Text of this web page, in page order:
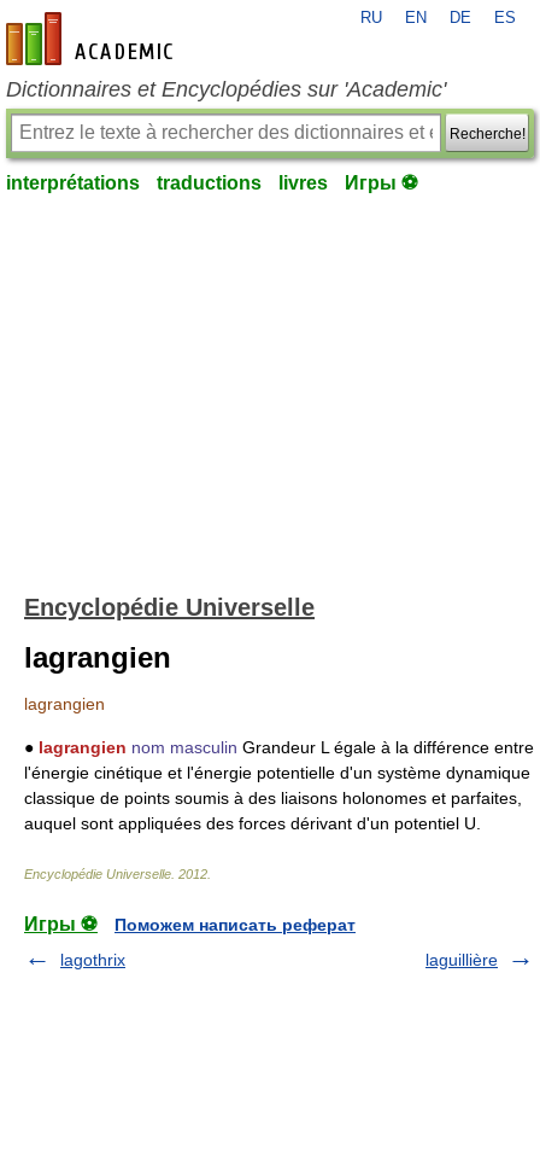
fr-academic.com
RU EN DE ES
Dictionnaires et Encyclopédies sur 'Academic'
Recherche!
interprétations traductions livres Игры ⚽
Encyclopédie Universelle
lagrangien
lagrangien
● lagrangien nom masculin Grandeur L égale à la différence entre
l'énergie cinétique et l'énergie potentielle d'un système dynamique
classique de points soumis à des liaisons holonomes et parfaites,
auquel sont appliquées des forces dérivant d'un potentiel U.
Encyclopédie Universelle 2012
Игры ⚽
Поможем написать реферат
lagothrix
laguillière